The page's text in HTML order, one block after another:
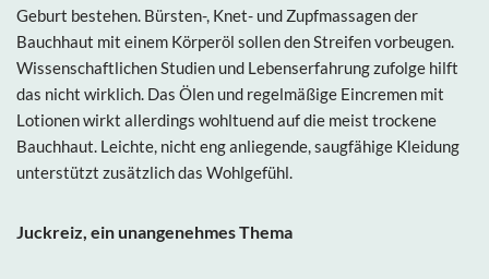
Geburt bestehen. Bürsten-, Knet- und Zupfmassagen der
Bauchhaut mit einem Körperöl sollen den Streifen vorbeugen.
Wissenschaftlichen Studien und Lebenserfahrung zufolge hilft
das nicht wirklich. Das Ölen und regelmäßige Eincremen mit
Lotionen wirkt allerdings wohltuend auf die meist trockene
Bauchhaut. Leichte, nicht eng anliegende, saugfähige Kleidung
unterstützt zusätzlich das Wohlgefühl.
Juckreiz, ein unangenehmes Thema